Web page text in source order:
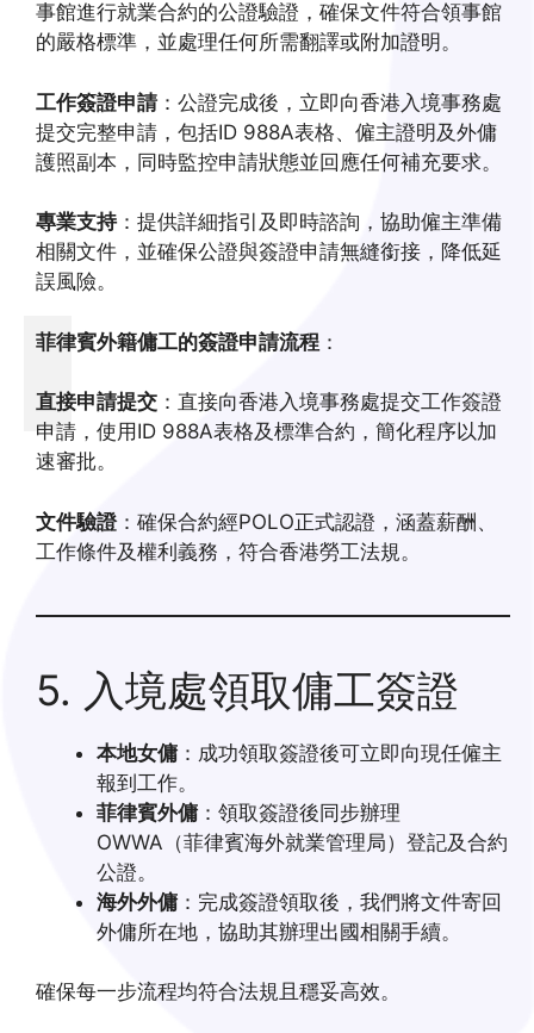
事館進行就業合約的公證驗證，確保文件符合領事館
的嚴格標準，並處理任何所需翻譯或附加證明。
工作簽證申請 ：公證完成後，立即向香港入境事務處
提交完整申請，包括ID 988A表格、僱主證明及外傭
護照副本，同時監控申請狀態並回應任何補充要求。
專業支持：提供詳細指引及即時諮詢，協助僱主準備
相關文件，並確保公證與簽證申請無縫銜接，降低延
誤風險。
菲律賓外籍傭工的簽證申請流程 ：
直接申請提交 ：直接向香港入境事務處提交工作簽證
申請，使用ID 988A表格及標準合約，簡化程序以加
速審批。
文件驗證：確保合約經POLO正式認證，涵蓋薪酬、
工作條件及權利義務，符合香港勞工法規。
5. 入境處領取傭工簽證
本地女傭：成功領取簽證後可立即向現任僱主
報到工作。
菲律賓外傭：領取簽證後同步辦理
OWWA（菲律賓海外就業管理局）登記及合約
公證。
海外外傭：完成簽證領取後，我們將文件寄回
外傭所在地，協助其辦理出國相關手續。
確保每一步流程均符合法規且穩妥高效。